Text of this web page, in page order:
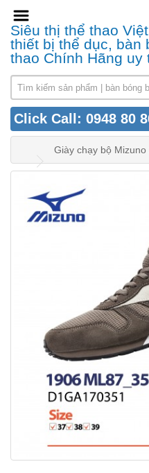
Siêu thị thể thao
thiết bị thể dục, bàn
thao Chính Hãng uy
Click Call: 0948 80
Giày chạy bộ